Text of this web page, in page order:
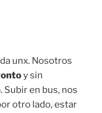
unx. Nosotros
y sin
. Subir en bus, nos
otro lado, estar